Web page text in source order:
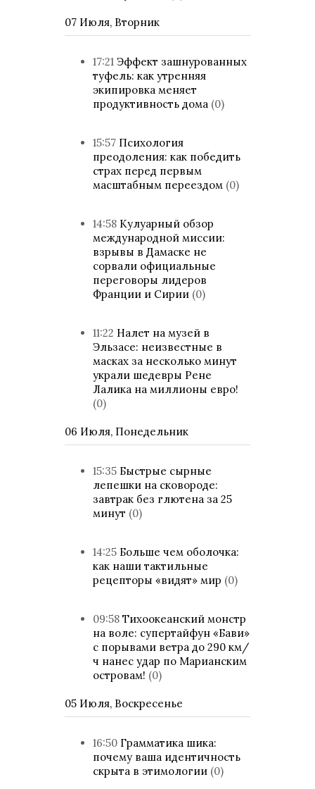
07 Июля, Вторник
17:21 Эффект зашнурованных
туфель: как утренняя
экипировка меняет
продуктивность дома (0)
15:57 Психология
преодоления: как победить
страх перед первым
масштабным переездом (0)
14:58 Кулуарный обзор
международной миссии:
взрывы в Дамаске не
сорвали официальные
переговоры лидеров
Франции и Сирии (0)
11:22 Налет на музей в
Эльзасе: неизвестные в
масках за несколько минут
украли шедевры Рене
Лалика на миллионы евро!
(0)
06 Июля, Понедельник
15:35 Быстрые сырные
лепешки на сковороде:
завтрак без глютена за 25
минут (0)
14:25 Больше чем оболочка:
как наши тактильные
рецепторы «видят» мир (0)
09:58 Тихоокеанский монстр
на воле: супертайфун «Бави»
с порывами ветра до 290 км/
ч нанес удар по Марианским
островам! (0)
05 Июля, Воскресенье
16:50 Грамматика шика:
почему ваша идентичность
скрыта в этимологии (0)